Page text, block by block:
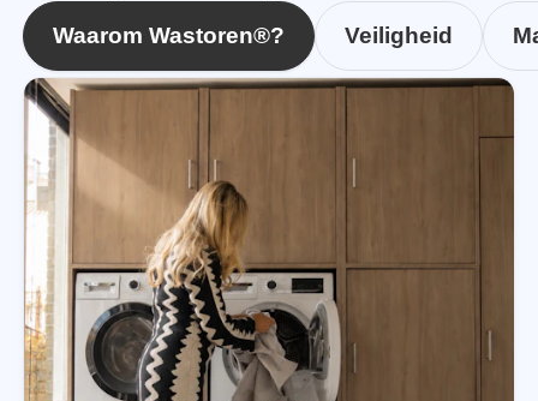
Waarom Wastoren®? Veiligheid